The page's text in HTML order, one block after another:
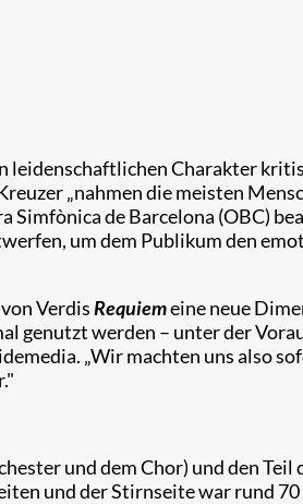
leidenschaftlichen Charakter
„nahmen die meisten
de Barcelona (OBC)
um dem Publikum den
VerdisRequiemeine neue
genutzt werden – unter der
„Wir machten uns also
und dem Chor) und den Teil
und der Stirnseite war rund